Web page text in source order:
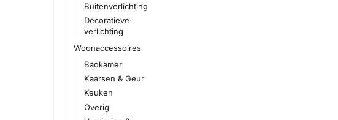
Buitenverlichting
Decoratieve
verlichting
Woonaccessoires
Badkamer
Kaarsen & Geur
Keuken
Overig